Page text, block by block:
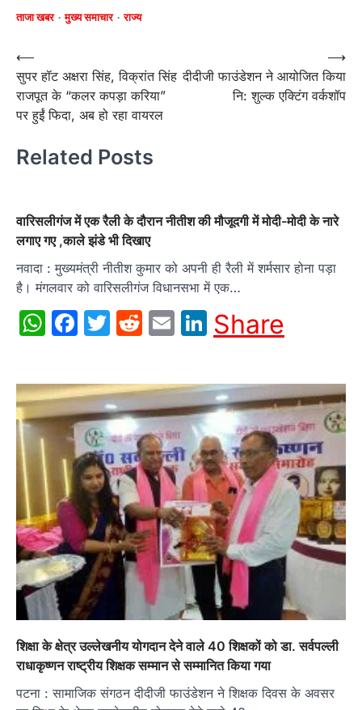
ताजा खबर मुख्य समाचार राज्य
Post
navigation
⟵
सुपर हॉट अक्षरा सिंह, विक्रांत सिंह
राजपूत के “कलर कपड़ा करिया”
पर हुईं फिदा, अब हो रहा वायरल
दीदीजी फाउंडेशन ने आयोजित किया
नि: शुल्क एक्टिंग वर्कशॉप
⟶
Related Posts
वारिसलीगंज में एक रैली के दौरान नीतीश की मौजूदगी में मोदी-मोदी के नारे
लगाए गए ,काले झंडे भी दिखाए
नवादा : मुख्यमंत्री नीतीश कुमार को अपनी ही रैली में शर्मसार होना पड़ा
है। मंगलवार को वारिसलीगंज विधानसभा में एक…
WhatsApp
Facebook
Twitter
Reddit
EmailLinkedIn
Share
शिक्षा के क्षेत्र उल्लेखनीय योगदान देने वाले 40 शिक्षकों को डा. सर्वपल्ली
राधाकृष्णन राष्ट्रीय शिक्षक सम्मान से सम्मानित किया गया
पटना : सामाजिक संगठन दीदीजी फाउंडेशन ने शिक्षक दिवस के अवसर